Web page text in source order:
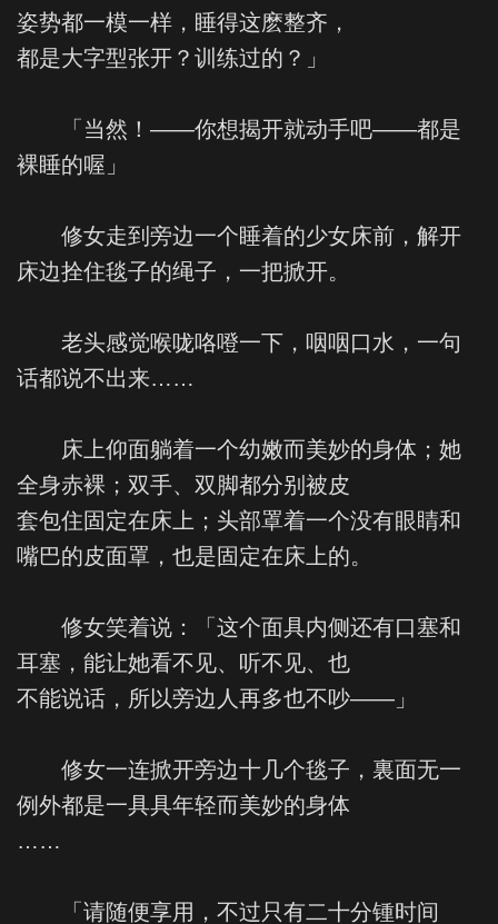
姿势都一模一样，睡得这麽整齐，
都是大字型张开？训练过的？」
「当然！——你想揭开就动手吧——都是
裸睡的喔」
修女走到旁边一个睡着的少女床前，解开
床边拴住毯子的绳子，一把掀开。
老头感觉喉咙咯噔一下，咽咽口水，一句
话都说不出来……
床上仰面躺着一个幼嫩而美妙的身体；她
全身赤裸；双手、双脚都分别被皮
套包住固定在床上；头部罩着一个没有眼睛和
嘴巴的皮面罩，也是固定在床上的。
修女笑着说：「这个面具内侧还有口塞和
耳塞，能让她看不见、听不见、也
不能说话，所以旁边人再多也不吵——」
修女一连掀开旁边十几个毯子，裏面无一
例外都是一具具年轻而美妙的身体
……
「请随便享用，不过只有二十分锺时间